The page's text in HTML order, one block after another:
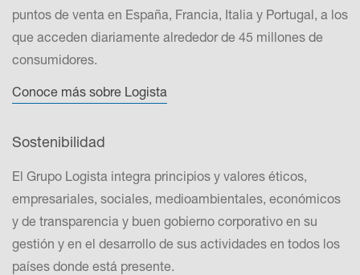
puntos de venta en España, Francia, Italia y Portugal, a los
que acceden diariamente alrededor de 45 millones de
consumidores.
Conoce más sobre Logista
Sostenibilidad
El Grupo Logista integra principios y valores éticos,
empresariales, sociales, medioambientales, económicos
y de transparencia y buen gobierno corporativo en su
gestión y en el desarrollo de sus actividades en todos los
países donde está presente.